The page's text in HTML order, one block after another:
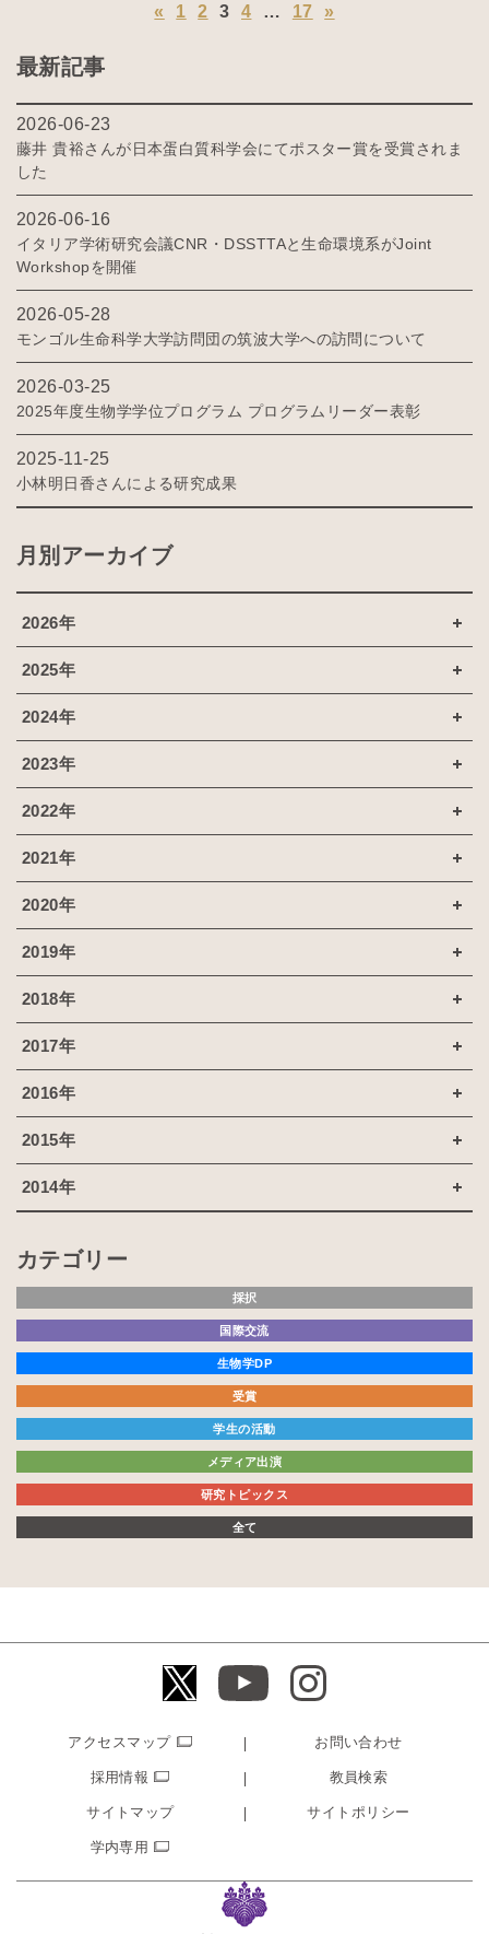
« 1 2 3 4 … 17 »
最新記事
2026-06-23
藤井 貴裕さんが日本蛋白質科学会にてポスター賞を受賞されま
した
2026-06-16
イタリア学術研究会議CNR・DSSTTAと生命環境系がJoint
Workshopを開催
2026-05-28
モンゴル生命科学大学訪問団の筑波大学への訪問について
2026-03-25
2025年度生物学学位プログラム プログラムリーダー表彰
2025-11-25
小林明日香さんによる研究成果
月別アーカイブ
2026年
2025年
2024年
2023年
2022年
2021年
2020年
2019年
2018年
2017年
2016年
2015年
2014年
カテゴリー
採択
国際交流
生物学DP
受賞
学生の活動
メディア出演
研究トピックス
全て
アクセスマップ お問い合わせ
採用情報 教員検索
サイトマップ サイトポリシー
学内専用